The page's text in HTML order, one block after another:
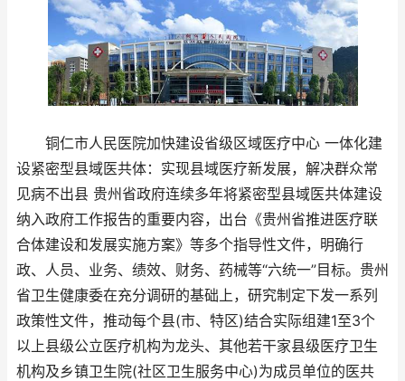
铜仁市人民医院加快建设省级区域医疗中心 一体化建
设紧密型县域医共体：实现县域医疗新发展，解决群众常
见病不出县 贵州省政府连续多年将紧密型县域医共体建设
纳入政府工作报告的重要内容，出台《贵州省推进医疗联
合体建设和发展实施方案》等多个指导性文件，明确行
政、人员、业务、绩效、财务、药械等“六统一”目标。贵州
省卫生健康委在充分调研的基础上，研究制定下发一系列
政策性文件，推动每个县(市、特区)结合实际组建1至3个
以上县级公立医疗机构为龙头、其他若干家县级医疗卫生
机构及乡镇卫生院(社区卫生服务中心)为成员单位的医共